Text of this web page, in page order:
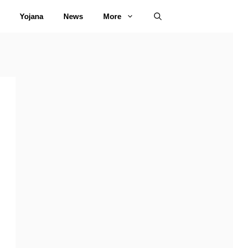
Yojana News More